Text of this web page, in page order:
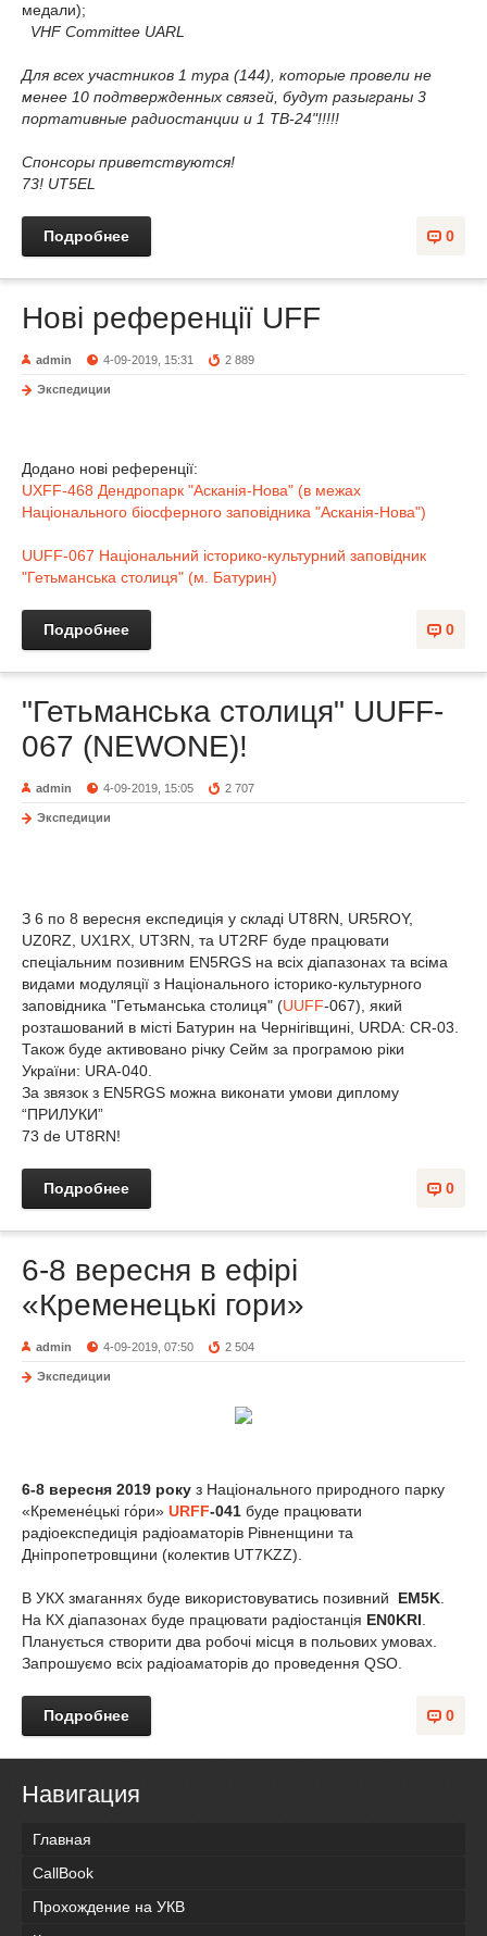
медали);
VHF Committee UARL
Для всех участников 1 тура (144), которые провели не
менее 10 подтвержденных связей, будут разыграны 3
портативные радиостанции и 1 ТВ-24"!!!!!
Спонсоры приветствуются!
73! UT5EL
0
Подробнее
Нові референції UFF
admin 4-09-2019, 15:31 2 889
Экспедиции
Додано нові референції:
UXFF-468 Дендропарк "Асканія-Нова" (в межах
Національного біосферного заповідника "Асканія-Нова")
UUFF-067 Національний історико-культурний заповідник
"Гетьманська столиця" (м. Батурин)
0
Подробнее
"Гетьманська столиця" UUFF-
067 (NEWONE)!
admin 4-09-2019, 15:05 2 707
Экспедиции
З 6 по 8 вересня експедиція у складі UT8RN, UR5ROY,
UZ0RZ, UX1RX, UT3RN, та UT2RF буде працювати
спеціальним позивним EN5RGS на всіх діапазонах та всіма
видами модуляції з Національного історико-культурного
заповідника "Гетьманська столиця" (UUFF-067), який
розташований в місті Батурин на Чернігівщині, URDA: CR-03.
Також буде активовано річку Сейм за програмою ріки
України: URA-040.
За звязок з EN5RGS можна виконати умови диплому
“ПРИЛУКИ”
73 de UT8RN!
0
Подробнее
6-8 вересня в ефірі
«Кременецькі гори»
admin 4-09-2019, 07:50 2 504
Экспедиции
6-8 вересня 2019 року з Національного природного парку
«Кремене́цькі го́ри» URFF-041 буде працювати
радіоекспедиція радіоаматорів Рівненщини та
Дніпропетровщини (колектив UT7KZZ).
В УКХ змаганнях буде використовуватись позивний EM5K
На КХ діапазонах буде працювати радіостанція EN0KRI
Планується створити два робочі місця в польових умовах.
Запрошуємо всіх радіоаматорів до проведення QSO.
0
Подробнее
Навигация
Главная
CallBook
Прохождение на УКВ